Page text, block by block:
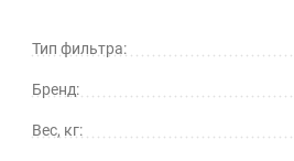
Тип фильтра:
Бренд:
Вес, кг: